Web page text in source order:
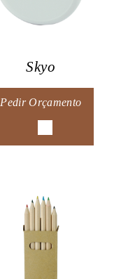
Skyo
Pedir Orçamento